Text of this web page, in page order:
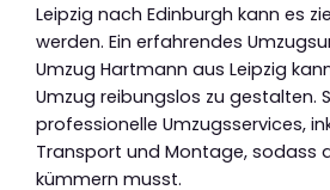
Leipzig nach Edinburgh kann es
werden. Ein erfahrendes
Umzug Hartmann aus Leipzig
Umzug reibungslos zu gestalten.
professionelle Umzugsservices,
Transport und Montage, sodass
kümmern musst.